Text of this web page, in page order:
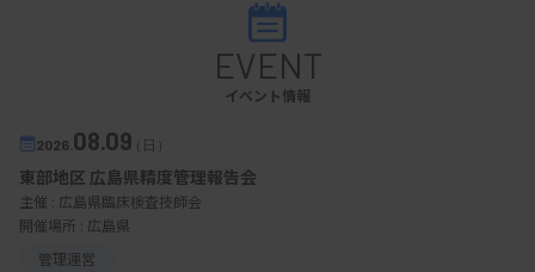
事前準備として、1視野あたりの赤血球数を把握し
ておくと概算するときに便利である。仮に1視野あ
たり赤血球が500個存在する場合、1視野あたり5個
以上の破砕赤血球を認め、それを数視野の分布で確
認できればカウント対象と判断できる。TMAでは溶
EVENT
イベント情報
2026. 08.09（日）
東部地区 広島県精度管理報告会
主催 : 広島県臨床検査技師会
開催場所 : 広島県
管理運営